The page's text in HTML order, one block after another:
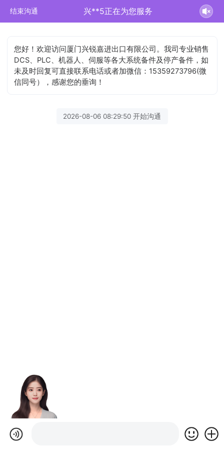
结束沟通 兴**5正在为您服务
您好！欢迎访问厦门兴锐嘉进出口有限公司。我司专业销售
DCS、PLC、机器人、伺服等各大系统备件及停产备件，如
未及时回复可直接联系电话或者加微信：15359273796(微
信同号），感谢您的垂询！
2026-08-06 08:29:50 开始沟通